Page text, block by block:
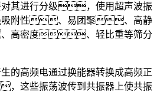
其进行分级，使用超声波振
吸附性、易团聚、高静
高密度、轻比重等筛分
高频电通过换能器转换成高频正
这些振荡波传到共振器上使共振